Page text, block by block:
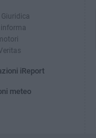
informa
iReport
meteo